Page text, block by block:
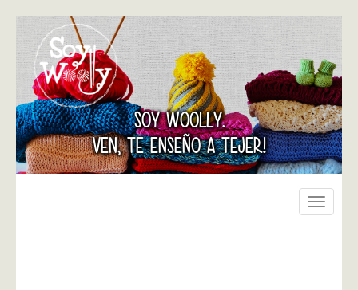
SOY WOOLLY.
VEN, TE ENSEÑO A TEJER!
Toggle